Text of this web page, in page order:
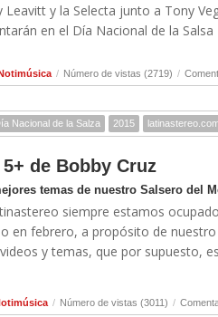
Leavitt y la Selecta junto a Tony
en el Día Nacional de la Salsa
/ Número de vistas (2719) /
Nacional de la Salza 2015
de Bobby Cruz
temas de nuestro Salsero del
siempre estamos
en febrero, a propósito de
y temas, que por supuesto,
/ Número de vistas (3011) /